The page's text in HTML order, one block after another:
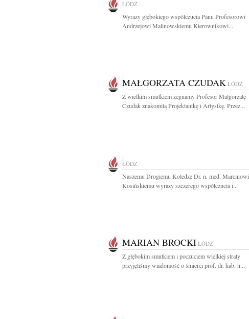
ŁÓDŹ
Wyrazy głębokiego współczucia Panu Profesorowi
Andrzejowi Malinowskiemu Kierownikowi...
MAŁGORZATA CZUDAK ŁÓDŹ
Z wielkim smutkiem żegnamy Profesor Małgorzatę
Czudak znakomitą Projektantkę i Artystkę. Przez...
ŁÓDŹ
Naszemu Drogiemu Koledze Dr. n. med. Marcinowi
Kosińskiemu wyrazy szczerego współczucia i...
MARIAN BROCKI ŁÓDŹ
Z głębokim smutkiem i poczuciem wielkiej straty
przyjęliśmy wiadomość o śmierci prof. dr. hab. n...